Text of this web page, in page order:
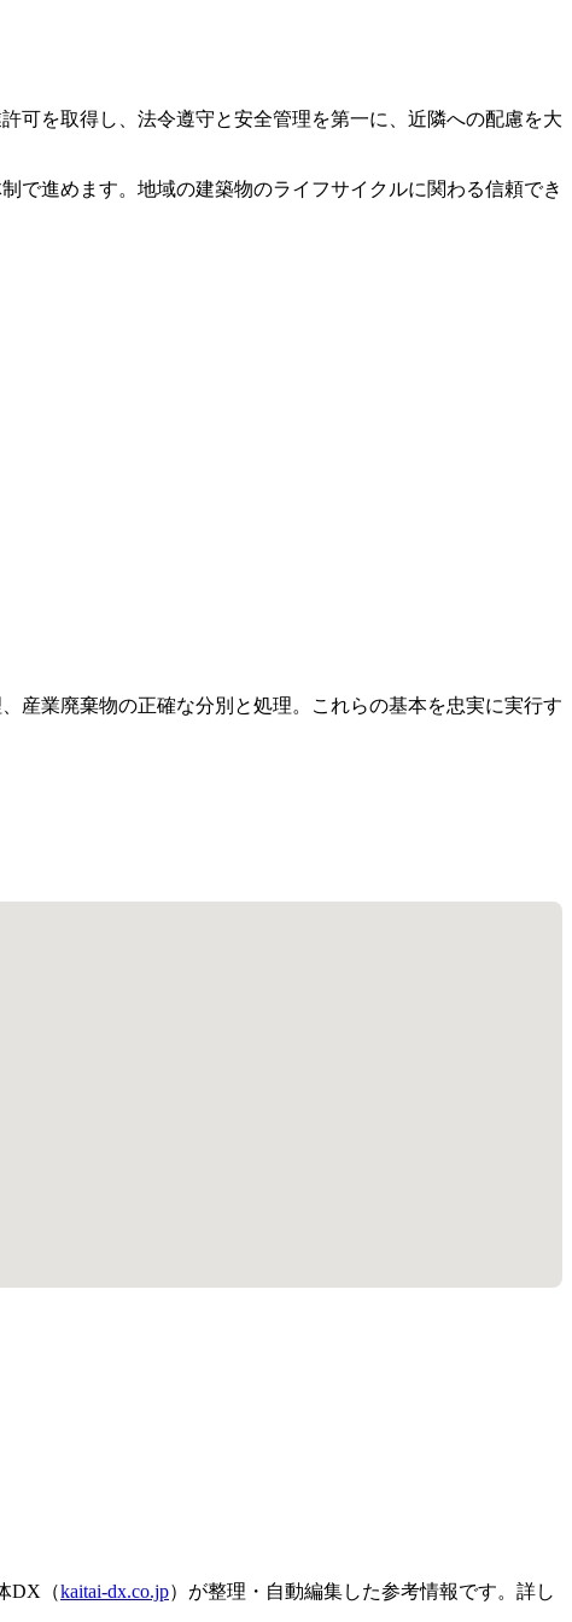
可を取得し、法令遵守と安全管理を第一に、近隣への配慮を大
で進めます。地域の建築物のライフサイクルに関わる信頼でき
産業廃棄物の正確な分別と処理。これらの基本を忠実に実行す
DX（kaitai-dx.co.jp）が整理・自動編集した参考情報です。詳し